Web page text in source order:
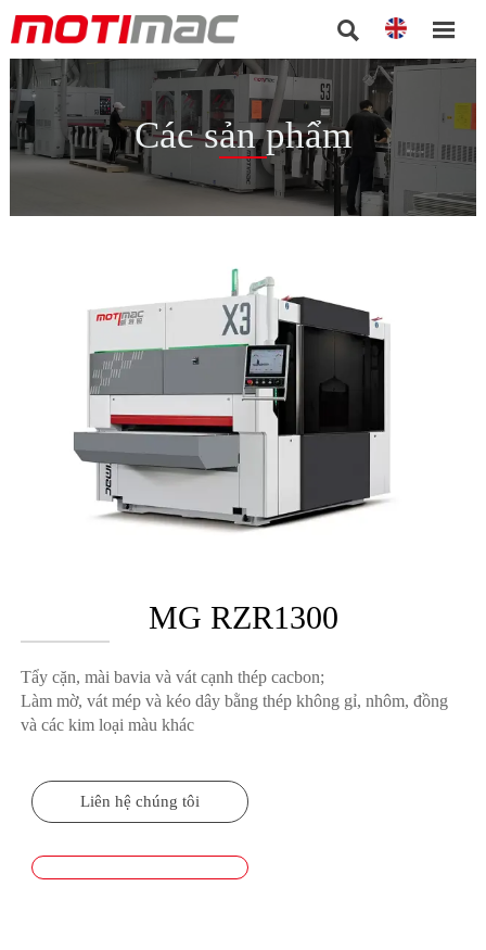
 
Các sản phẩm
MG RZR1300
Tẩy cặn, mài bavia và vát cạnh thép cacbon;
Làm mờ, vát mép và kéo dây bằng thép không gỉ, nhôm, đồng
và các kim loại màu khác
Liên hệ chúng tôi